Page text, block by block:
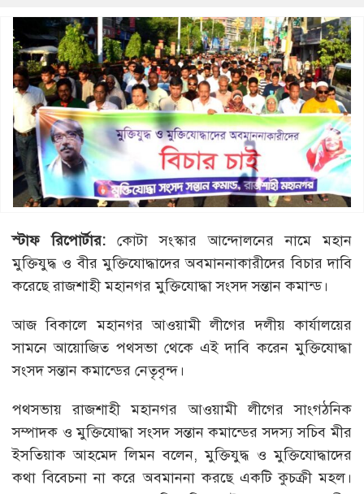
স্টাফ রিপোর্টার: কোটা সংস্কার আন্দোলনের নামে মহান
মুক্তিযুদ্ধ ও বীর মুক্তিযোদ্ধাদের অবমাননাকারীদের বিচার দাবি
করেছে রাজশাহী মহানগর মুক্তিযোদ্ধা সংসদ সন্তান কমান্ড।
আজ বিকালে মহানগর আওয়ামী লীগের দলীয় কার্যালয়ের
সামনে আয়োজিত পথসভা থেকে এই দাবি করেন মুক্তিযোদ্ধা
সংসদ সন্তান কমান্ডের নেতৃবৃন্দ।
পথসভায় রাজশাহী মহানগর আওয়ামী লীগের সাংগঠনিক
সম্পাদক ও মুক্তিযোদ্ধা সংসদ সন্তান কমান্ডের সদস্য সচিব মীর
ইসতিয়াক আহমেদ লিমন বলেন, মুক্তিযুদ্ধ ও মুক্তিযোদ্ধাদের
কথা বিবেচনা না করে অবমাননা করছে একটি কুচক্রী মহল।